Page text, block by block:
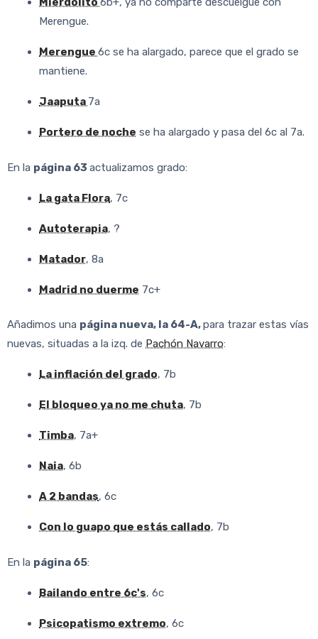
Merengue.
Merengue 6c se ha alargado, parece que el grado se
mantiene.
Jaaputa 7a
Portero de noche se ha alargado y pasa del 6c al 7a.
En la página 63 actualizamos grado:
La gata Flora, 7c
Autoterapia, ?
Matador, 8a
Madrid no duerme 7c+
Añadimos una página nueva, la 64-A,para trazar estas vías
nuevas, situadas a la izq. de Pachón Navarro:
La inflación del grado, 7b
El bloqueo ya no me chuta, 7b
Timba, 7a+
Naia, 6b
A 2 bandas, 6c
Con lo guapo que estás callado, 7b
En la página 65:
Bailando entre 6c's, 6c
Psicopatismo extremo, 6c